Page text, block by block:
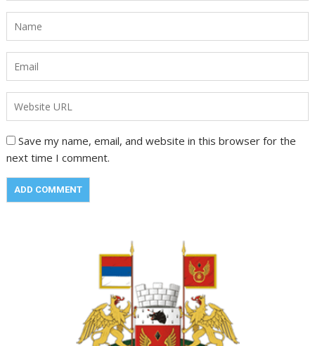
Save my name, email, and website in this browser for the
next time I comment.